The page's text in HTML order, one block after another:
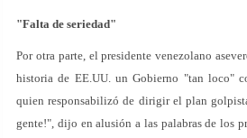
"Falta de seriedad"
Por otra parte, el presidente venezolano
historia de EE.UU. un Gobierno "tan loco"
quien responsabilizó de dirigir el plan
gente!", dijo en alusión a las palabras de los